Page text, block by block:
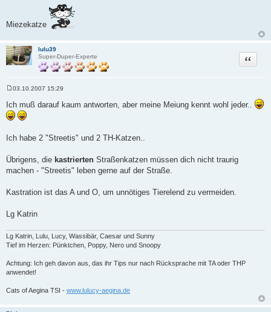
Miezekatze
lulu39
Super-Duper-Experte
Zitat
e
i
t
g
03.10.2007 15:29
Ich muß darauf kaum antworten, aber meine Meiung kennt wohl jeder..
Ich habe 2 "Streetis" und 2 TH-Katzen..
Übrigens, die kastrierten Straßenkatzen müssen dich nicht traurig
machen - "Streetis" leben gerne auf der Straße.
Kastration ist das A und O, um unnötiges Tierelend zu vermeiden.
Lg Katrin
Lg Katrin, Lulu, Lucy, Wassibär, Caesar und Sunny
Tief im Herzen: Pünktchen, Poppy, Nero und Snoopy
Achtung: Ich geh davon aus, das ihr Tips nur nach Rücksprache mit TA oder THP
anwendet!
Cats of Aegina TSI - www.lulucy-aegina.de